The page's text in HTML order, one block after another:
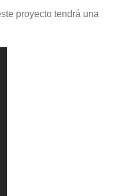
proyecto tendrá una